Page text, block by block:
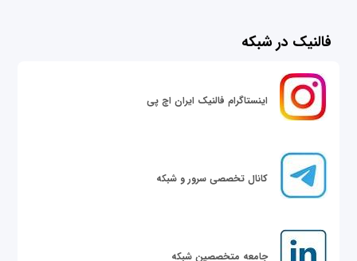
فالنیک در شبکه
اینستاگرام فالنیک ایران اچ پی
کانال تخصصی سرور و شبکه
جامعه متخصصین شبکه